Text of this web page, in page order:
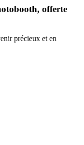
offerte
précieux et en